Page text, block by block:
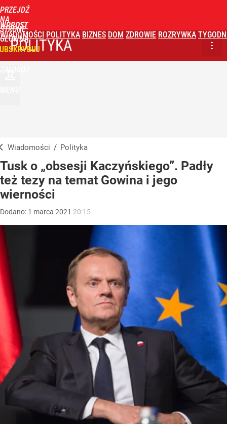
PRZEJDŹ
NA
STRONĘ
GŁÓWNĄ
WPROST
WIADOMOŚCI POLITYKA BIZNES DOM ZDROWIE ROZRYWKA
POLITYKA
Wiadomości / Polityka
Tusk o „obsesji Kaczyńskiego”. Padły
też tezy na temat Gowina i jego
wierności
Dodano: 1 marca 2021 20:15